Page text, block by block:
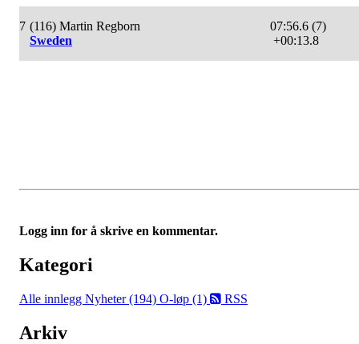
7 (116) Martin Regborn
Sweden
07:56.6 (7)
+00:13.8
Logg inn for å skrive en kommentar.
Kategori
Alle innlegg Nyheter (194) O-løp (1) RSS
Arkiv